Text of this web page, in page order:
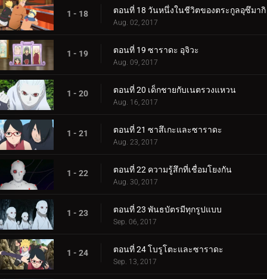
1 - 18 ตอนที่ 18 วันหนึ่งในชีวิตของตระกูลอุซึมากิ
Aug. 02, 2017
1 - 19 ตอนที่ 19 ซาราดะ อุจิวะ
Aug. 09, 2017
1 - 20 ตอนที่ 20 เด็กชายกับเนตรวงแหวน
Aug. 16, 2017
1 - 21 ตอนที่ 21 ซาสึเกะและซาราดะ
Aug. 23, 2017
1 - 22 ตอนที่ 22 ความรู้สึกที่เชื่อมโยงกัน
Aug. 30, 2017
1 - 23 ตอนที่ 23 พันธบัตรมีทุกรูปแบบ
Sep. 06, 2017
1 - 24 ตอนที่ 24 โบรูโตะและซาราดะ
Sep. 13, 2017